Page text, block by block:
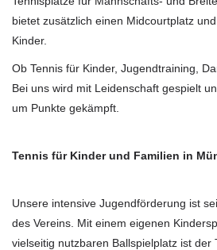
bietet zusätzlich einen Midcourtplatz
Kinder.
Ob Tennis für Kinder, Jugendtraining,
Bei uns wird mit Leidenschaft gespielt
um Punkte gekämpft.
Tennis für Kinder und Familien in
Unsere intensive Jugendförderung ist
des Vereins. Mit einem eigenen
vielseitig nutzbaren Ballspielplatz ist der